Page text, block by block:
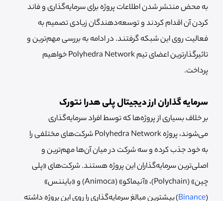
به محض منتشر شدن اطلاعات پروژه برای سرمایه‌گذاری و فاند
کردن آن اقدام کردند و توسعه‌دهندگان زیادی تصمیم به
فعالیت روی این شبکه گرفتند. در ادامه به بررسی مهم‌ترین و
تاثیرگذارترین اعضای تیم Polyhedra Network خواهیم
پرداخت.
سرمایه گذاران ارز دیجیتال پلی هدرا نتورک
بر خلاف بسیاری از پروژه‌ها که توسط افراد سرمایه‌گذاری
می‌شوند، پروژه Polyhedra Network شرکت‌های مختلفی را
به خود جذب کرده و سه شرکت در میان آن‌ها مهم‌ترین و
اصلی‌ترین سرمایه‌گذاران این پروژه هستند. شرکت‌های «پلی
چین» (Polychain)، «آنیماکو» (Animoca) و «بایننس»
(
Binance) بیشترین مبالغ سرمایه‌گذاری را روی این پروژه داشته